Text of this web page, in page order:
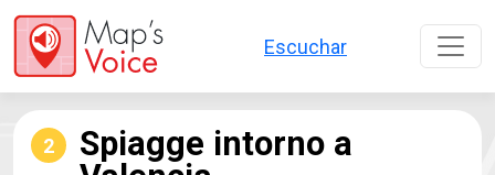
Salta al contenuto principale
Escuchar
2
Spiagge intorno a